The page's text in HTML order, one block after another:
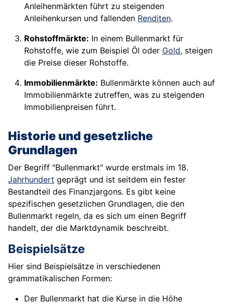
Anleihenmärkten führt zu steigenden
Anleihenkursen und fallenden Renditen.
Rohstoffmärkte: In einem Bullenmarkt für
Rohstoffe, wie zum Beispiel Öl oder Gold, steigen
die Preise dieser Rohstoffe.
Immobilienmärkte: Bullenmärkte können auch auf
Immobilienmärkte zutreffen, was zu steigenden
Immobilienpreisen führt.
Historie und gesetzliche
Grundlagen
Der Begriff "Bullenmarkt" wurde erstmals im 18.
Jahrhundert geprägt und ist seitdem ein fester
Bestandteil des Finanzjargons. Es gibt keine
spezifischen gesetzlichen Grundlagen, die den
Bullenmarkt regeln, da es sich um einen Begriff
handelt, der die Marktdynamik beschreibt.
Beispielsätze
Hier sind Beispielsätze in verschiedenen
grammatikalischen Formen:
Der Bullenmarkt hat die Kurse in die Höhe